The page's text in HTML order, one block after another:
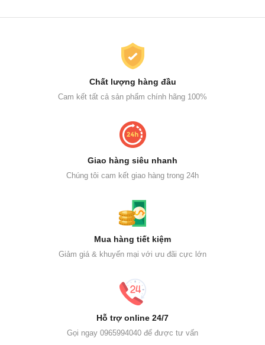
Chất lượng hàng đầu
Cam kết tất cả sản phẩm chính hãng 100%
Giao hàng siêu nhanh
Chúng tôi cam kết giao hàng trong 24h
Mua hàng tiết kiệm
Giảm giá & khuyến mại với ưu đãi cực lớn
Hỗ trợ online 24/7
Gọi ngay 0965994040 để được tư vấn